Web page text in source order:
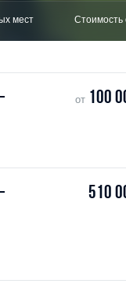
мест Стоимость
от 100
510